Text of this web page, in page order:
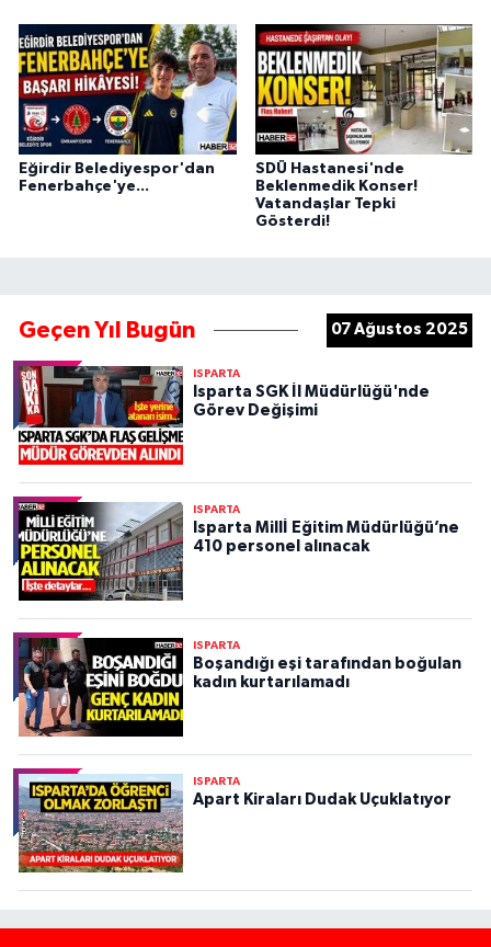
Eğirdir Belediyespor'dan
Fenerbahçe'ye...
SDÜ Hastanesi'nde
Beklenmedik Konser!
Vatandaşlar Tepki
Gösterdi!
Geçen Yıl Bugün 07 Ağustos 2025
ISPARTA
Isparta SGK İl Müdürlüğü'nde
Görev Değişimi
ISPARTA
Isparta Millİ Eğitim Müdürlüğü’ne
410 personel alınacak
ISPARTA
Boşandığı eşi tarafından boğulan
kadın kurtarılamadı
ISPARTA
Apart Kiraları Dudak Uçuklatıyor